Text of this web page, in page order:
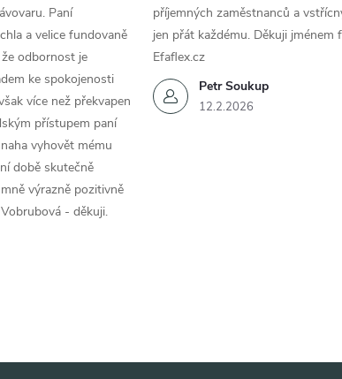
Paní
a velice fundovaně
odbornost je
ke spokojenosti
více než překvapen
přístupem paní
vyhovět mému
době skutečně
výrazně pozitivně
- děkuji.
Petr Soukup
12.2.2026
příjemných zaměstnanců a
jen přát každému. Děkuji jménem
Efaflex.cz